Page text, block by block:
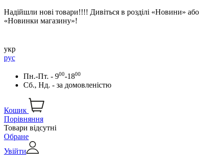
Надійшли нові товари!!!! Дивіться в розділі «Новини» або
«Новинки магазину»!
укр
рус
Пн.-Пт. - 900-1800
Сб., Нд. - за домовленістю
Кошик
Порівняння
Товари відсутні
Обране
Увійти